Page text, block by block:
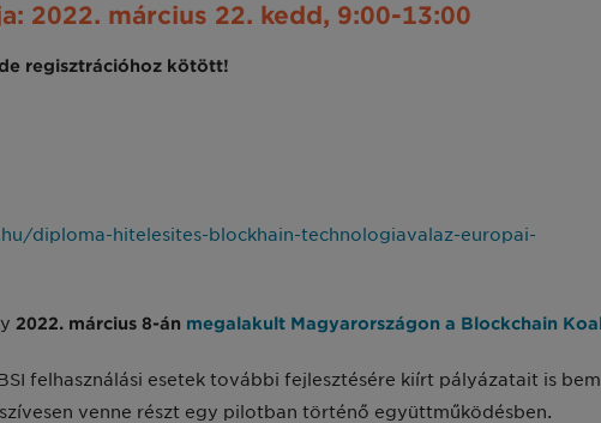
2022. március 22. kedd, 9:00-13:00
regisztrációhoz kötött!
diploma-hitelesites-blockhain-technologiavalaz-europai-
2022. március 8-án megalakult Magyarországon a Blockchain
felhasználási esetek további fejlesztésére kiírt pályázatait is
venne részt egy pilotban történő együttműködésben.